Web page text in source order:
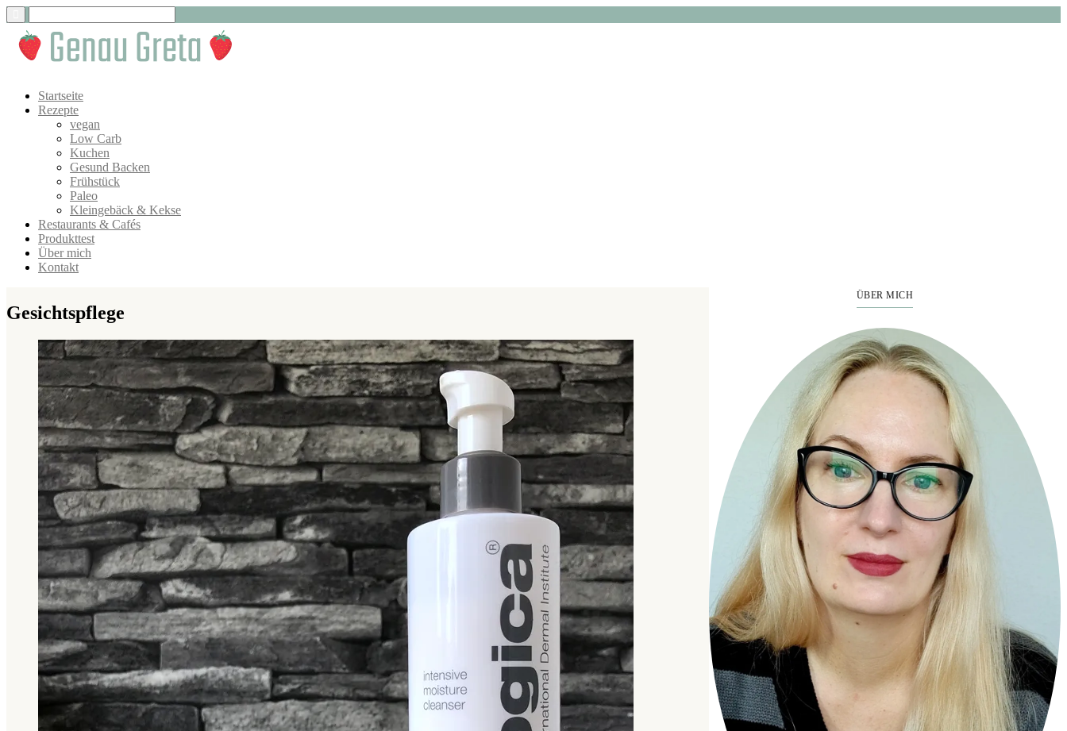
Startseite
Rezepte
vegan
Low Carb
Kuchen
Gesund Backen
Frühstück
Paleo
Kleingebäck & Kekse
Restaurants & Cafés
Produkttest
Über mich
Kontakt
Gesichtspflege
ÜBER MICH